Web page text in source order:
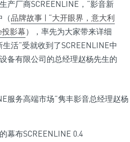
产厂商SCREENLINE，“影音新
（品牌故事 | “大开眼界，意大利
投影幕），率先为大家带来详细
活”受就收到了SCREENLINE中
备有限公司的总经理赵杨先生的
幕布SCREENLINE 0.4